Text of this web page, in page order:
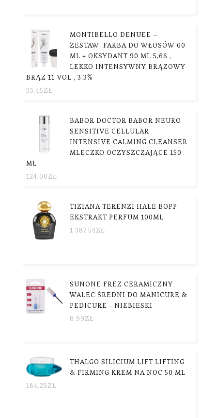
MONTIBELLO DENUEE –
ZESTAW, FARBA DO WŁOSÓW 60
ML + OKSYDANT 90 ML 5,66 ,
LEKKO INTENSYWNY BRĄZOWY
BRĄZ 11 VOL , 3,3%
33.45ZŁ
BABOR DOCTOR BABOR NEURO
SENSITIVE CELLULAR
INTENSIVE CALMING CLEANSER
MLECZKO OCZYSZCZAJĄCE 150
ML
124.00ZŁ
TIZIANA TERENZI HALE BOPP
EKSTRAKT PERFUM 100ML
1 387.54ZŁ
SUNONE FREZ CERAMICZNY
WALEC ŚREDNI DO MANICURE &
PEDICURE - NIEBIESKI
8.99ZŁ
THALGO SILICIUM LIFT LIFTING
& FIRMING KREM NA NOC 50 ML
184.25ZŁ